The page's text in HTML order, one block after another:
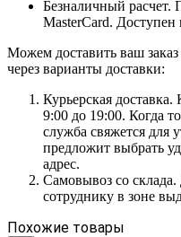
Безналичный
MasterCard. Доступен
Можем доставить ваш
через варианты доставки:
Курьерская доставка.
9:00 до 19:00. Когда
служба свяжется для
предложит выбрать
адрес.
Самовывоз со склада.
сотруднику в зоне
Похожие товары